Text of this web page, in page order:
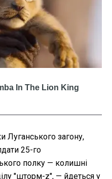
Луганського загону,
25-го
полку — колишні
"шторм-z", — йдеться у